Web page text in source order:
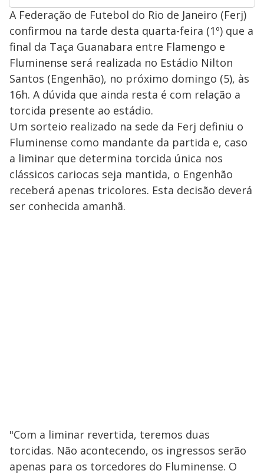
A Federação de Futebol do Rio de Janeiro (Ferj)
confirmou na tarde desta quarta-feira (1º) que a
final da Taça Guanabara entre Flamengo e
Fluminense será realizada no Estádio Nilton
Santos (Engenhão), no próximo domingo (5), às
16h. A dúvida que ainda resta é com relação a
torcida presente ao estádio.
Um sorteio realizado na sede da Ferj definiu o
Fluminense como mandante da partida e, caso
a liminar que determina torcida única nos
clássicos cariocas seja mantida, o Engenhão
receberá apenas tricolores. Esta decisão deverá
ser conhecida amanhã.
"Com a liminar revertida, teremos duas
torcidas. Não acontecendo, os ingressos serão
apenas para os torcedores do Fluminense. O